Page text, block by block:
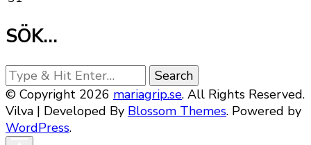
SÖK…
Looking
for
Something?
© Copyright 2026 mariagrip.se. All Rights Reserved.
Vilva | Developed By Blossom Themes. Powered by
WordPress.